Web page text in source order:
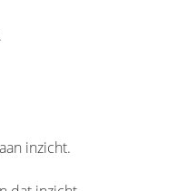
inzicht.